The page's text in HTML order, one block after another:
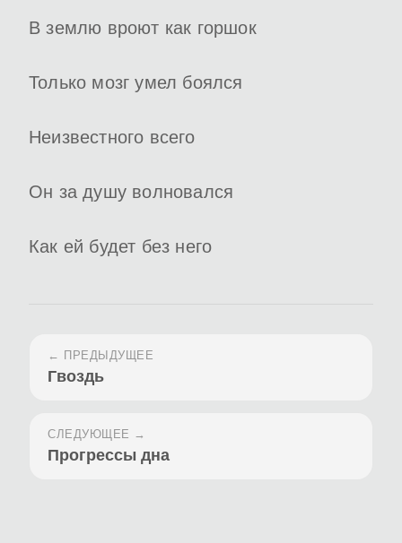
В землю вроют как горшок
Только мозг умел боялся
Неизвестного всего
Он за душу волновался
Как ей будет без него
← ПРЕДЫДУЩЕЕ
Гвоздь
СЛЕДУЮЩЕЕ →
Прогрессы дна